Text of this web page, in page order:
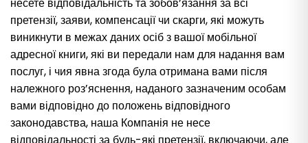
претензії, заяви, компенсації чи скарги, які можуть
виникнути в межах даних осіб з вашої мобільної
адресної книги, які ви передали нам для надання вам
послуг, і чия явна згода була отримана вами після
належного роз’яснення, наданого зазначеним особам
вами відповідно до положень відповідного
законодавства, наша Компанія не несе
відповідальності за будь-які претензії, включаючи, але